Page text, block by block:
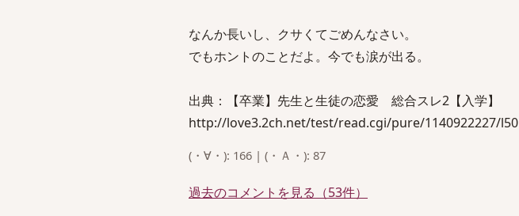
なんか長いし、クサくてごめんなさい。
でもホントのことだよ。今でも涙が出る。
出典：【卒業】先生と生徒の恋愛 総合スレ2【入学】
http://love3.2ch.net/test/read.cgi/pure/1140922227/l50
(・∀・): 166 | (・Ａ・): 87
過去のコメントを見る（53件）